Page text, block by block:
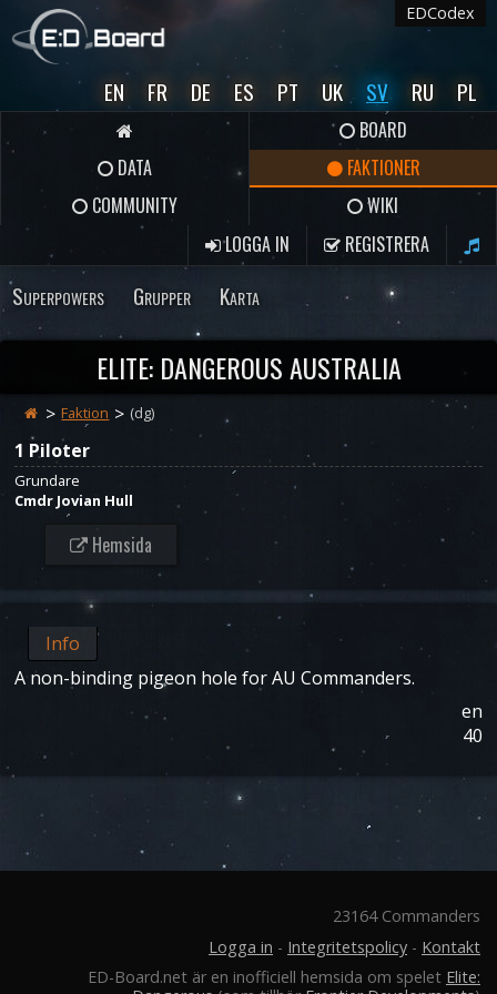
EDCodex
EN FR DE ES PT UK SV RU PL
BOARD
DATA
FAKTIONER
COMMUNITY
WIKI
LOGGA IN
REGISTRERA
Superpowers Grupper Karta
ELITE: DANGEROUS AUSTRALIA
Faktion (dg)
1 Piloter
Grundare
Cmdr Jovian Hull
Hemsida
Info
A non-binding pigeon hole for AU Commanders.
en
40
23164 Commanders
Logga in - Integritetspolicy - Kontakt
ED-Board.net är en inofficiell hemsida om spelet Elite: